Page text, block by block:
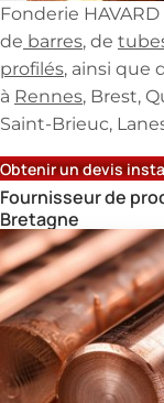
Fonderie
debarres, de
profilés, ainsi que
à Rennes, Brest,
Saint-Brieuc,
Obtenir un devis
Fournisseur de
Bretagne